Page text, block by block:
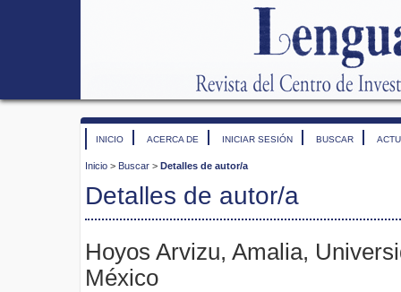
INICIO ACERCA DE INICIAR SESIÓN BUSCAR
Inicio > Buscar > Detalles de autor/a
Detalles de autor/a
Hoyos Arvizu, Amalia,
México